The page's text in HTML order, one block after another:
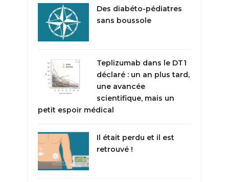
Des diabéto-pédiatres
sans boussole
Teplizumab dans le DT1
déclaré : un an plus tard,
une avancée
scientifique, mais un
petit espoir médical
Il était perdu et il est
retrouvé !